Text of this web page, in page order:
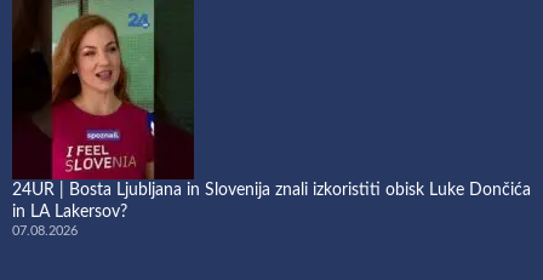
24UR | Bosta Ljubljana in Slovenija znali izkoristiti obisk Luke Dončića
in LA Lakersov?
07.08.2026